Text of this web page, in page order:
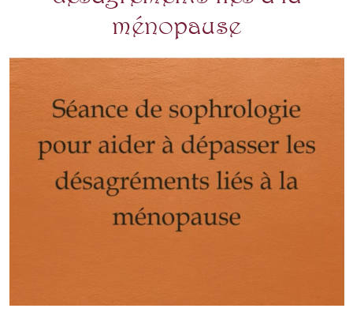
ménopause